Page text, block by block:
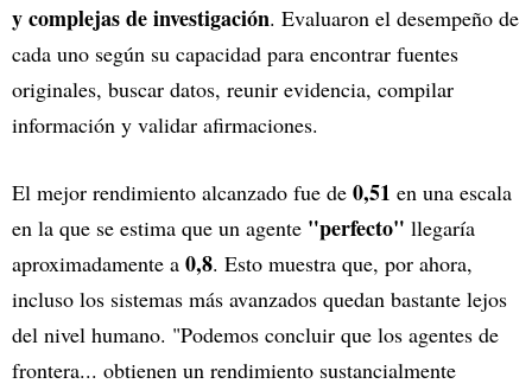
y complejas de investigación. Evaluaron el desempeño de
cada uno según su capacidad para encontrar fuentes
originales, buscar datos, reunir evidencia, compilar
información y validar afirmaciones.
El mejor rendimiento alcanzado fue de 0,51 en una escala
en la que se estima que un agente "perfecto" llegaría
aproximadamente a 0,8. Esto muestra que, por ahora,
incluso los sistemas más avanzados quedan bastante lejos
del nivel humano. "Podemos concluir que los agentes de
frontera... obtienen un rendimiento sustancialmente